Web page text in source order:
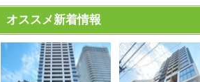
オススメ新着情報